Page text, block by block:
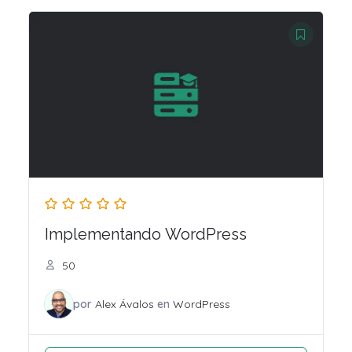
Implementando WordPress
50
por Alex Ávalos en WordPress